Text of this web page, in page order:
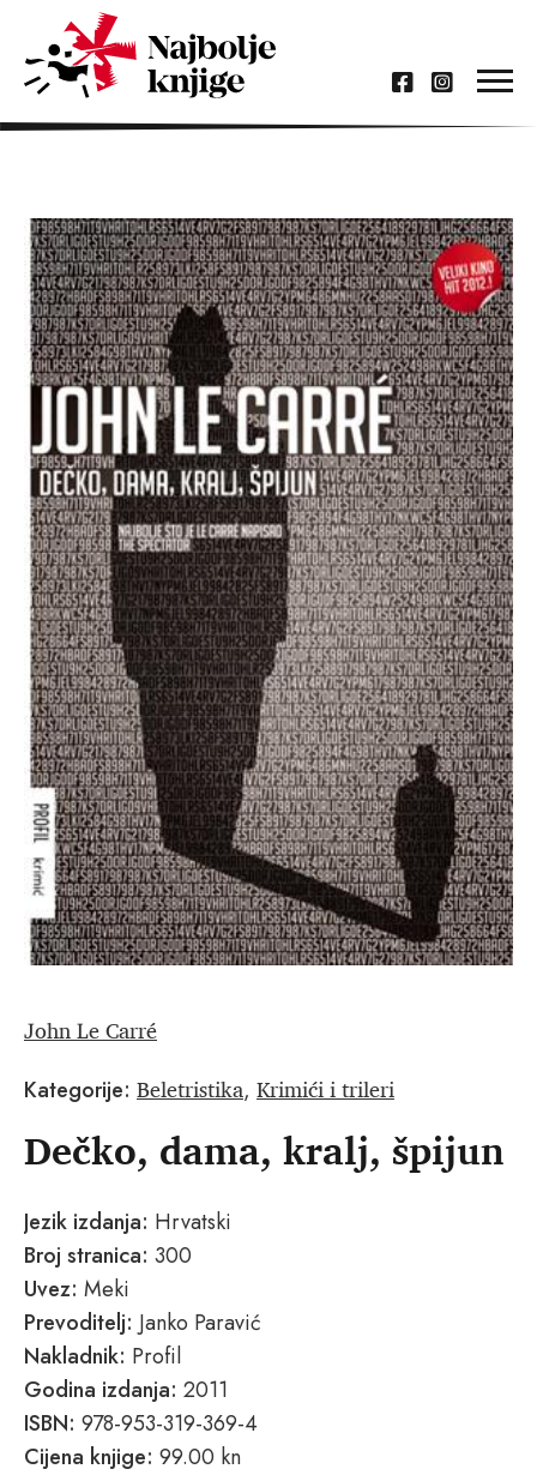
John Le Carré
Kategorije: Beletristika, Krimići i trileri
Dečko, dama, kralj, špijun
Jezik izdanja: Hrvatski
Broj stranica: 300
Uvez: Meki
Prevoditelj: Janko Paravić
Nakladnik: Profil
Godina izdanja: 2011
ISBN: 978-953-319-369-4
Cijena knjige: 99.00 kn